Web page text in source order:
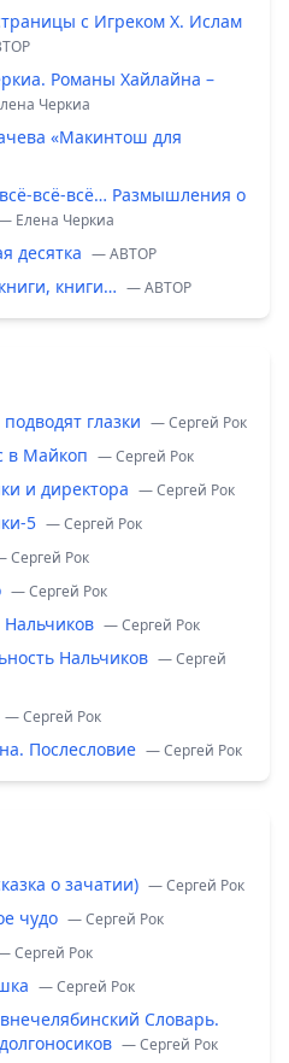
с Игреком Х. Ислам
Романы Хайлайна –
Черкиа
«Макинтош для
всё-всё… Размышления о
Елена Черкиа
десятка — ABTOP
книги… — ABTOP
глазки — Сергей Рок
в Майкоп — Сергей Рок
и директора — Сергей Рок
5 — Сергей Рок
Сергей Рок
— Сергей Рок
— Сергей Рок
Нальчиков — Сергей
— Сергей Рок
Послесловие — Сергей Рок
о зачатии) — Сергей Рок
чудо — Сергей Рок
Сергей Рок
— Сергей Рок
Словарь.
— Сергей Рок